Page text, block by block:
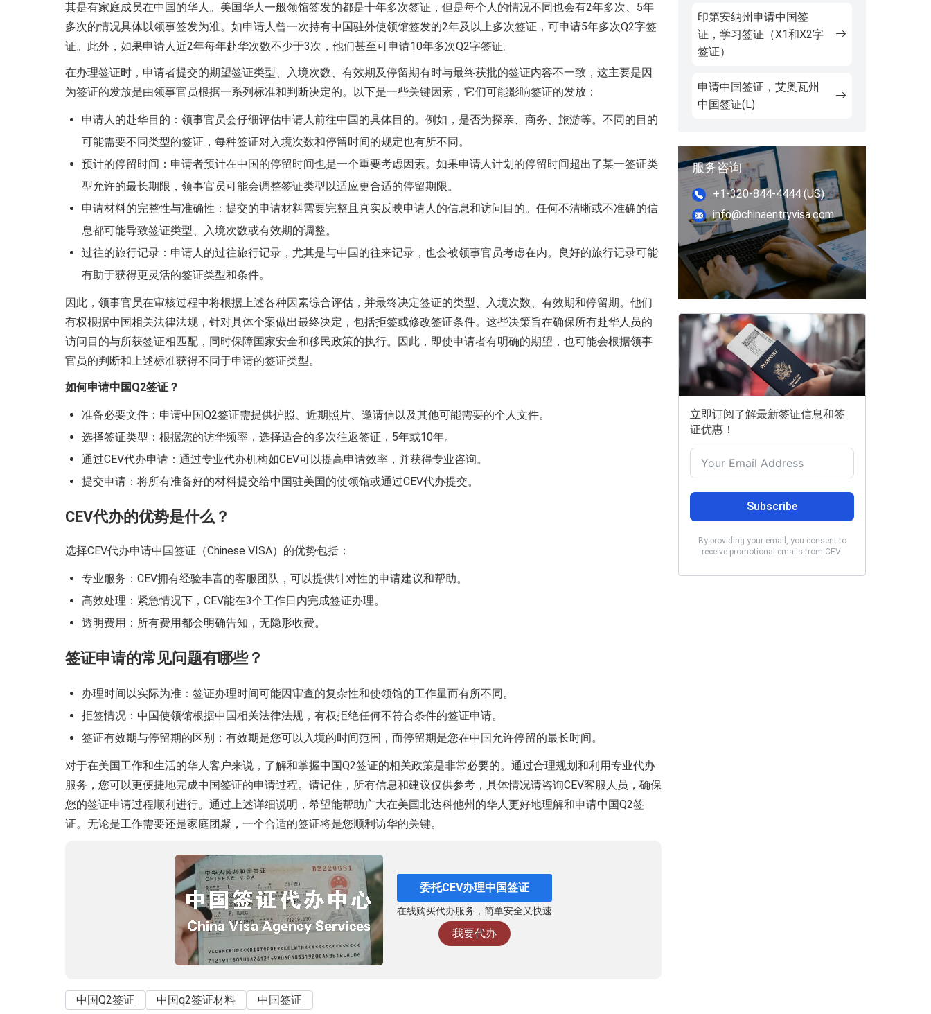
其是有家庭成员在中国的华人。美国华人一般领馆签发的都是十年多次签证，但是每个人的情况不同也会有2年多次、5年
多次的情况具体以领事签发为准。如申请人曾一次持有中国驻外使领馆签发的2年及以上多次签证，可申请5年多次Q2字签
证。此外，如果申请人近2年每年赴华次数不少于3次，他们甚至可申请10年多次Q2字签证。
在办理签证时，申请者提交的期望签证类型、入境次数、有效期及停留期有时与最终获批的签证内容不一致，这主要是因
为签证的发放是由领事官员根据一系列标准和判断决定的。以下是一些关键因素，它们可能影响签证的发放：
申请人的赴华目的：领事官员会仔细评估申请人前往中国的具体目的。例如，是否为探亲、商务、旅游等。不同的目的
可能需要不同类型的签证，每种签证对入境次数和停留时间的规定也有所不同。
预计的停留时间：申请者预计在中国的停留时间也是一个重要考虑因素。如果申请人计划的停留时间超出了某一签证类
型允许的最长期限，领事官员可能会调整签证类型以适应更合适的停留期限。
申请材料的完整性与准确性：提交的申请材料需要完整且真实反映申请人的信息和访问目的。任何不清晰或不准确的信
息都可能导致签证类型、入境次数或有效期的调整。
过往的旅行记录：申请人的过往旅行记录，尤其是与中国的往来记录，也会被领事官员考虑在内。良好的旅行记录可能
有助于获得更灵活的签证类型和条件。
因此，领事官员在审核过程中将根据上述各种因素综合评估，并最终决定签证的类型、入境次数、有效期和停留期。他们
有权根据中国相关法律法规，针对具体个案做出最终决定，包括拒签或修改签证条件。这些决策旨在确保所有赴华人员的
访问目的与所获签证相匹配，同时保障国家安全和移民政策的执行。因此，即使申请者有明确的期望，也可能会根据领事
官员的判断和上述标准获得不同于申请的签证类型。
如何申请中国Q2签证？
准备必要文件：申请中国Q2签证需提供护照、近期照片、邀请信以及其他可能需要的个人文件。
选择签证类型：根据您的访华频率，选择适合的多次往返签证，5年或10年。
通过CEV代办申请：通过专业代办机构如CEV可以提高申请效率，并获得专业咨询。
提交申请：将所有准备好的材料提交给中国驻美国的使领馆或通过CEV代办提交。
CEV代办的优势是什么？
选择CEV代办申请中国签证（Chinese VISA）的优势包括：
专业服务：CEV拥有经验丰富的客服团队，可以提供针对性的申请建议和帮助。
高效处理：紧急情况下，CEV能在3个工作日内完成签证办理。
透明费用：所有费用都会明确告知，无隐形收费。
签证申请的常见问题有哪些？
办理时间以实际为准：签证办理时间可能因审查的复杂性和使领馆的工作量而有所不同。
拒签情况：中国使领馆根据中国相关法律法规，有权拒绝任何不符合条件的签证申请。
签证有效期与停留期的区别：有效期是您可以入境的时间范围，而停留期是您在中国允许停留的最长时间。
对于在美国工作和生活的华人客户来说，了解和掌握中国Q2签证的相关政策是非常必要的。通过合理规划和利用专业代办
服务，您可以更便捷地完成中国签证的申请过程。请记住，所有信息和建议仅供参考，具体情况请咨询CEV客服人员，确保
您的签证申请过程顺利进行。通过上述详细说明，希望能帮助广大在美国北达科他州的华人更好地理解和申请中国Q2签
证。无论是工作需要还是家庭团聚，一个合适的签证将是您顺利访华的关键。
委托CEV办理中国签证
在线购买代办服务，简单安全又快速
我要代办
中国Q2签证 中国q2签证材料 中国签证
印第安纳州申请中国签
证，学习签证（X1和X2字
签证）
申请中国签证，艾奥瓦州
中国签证(L)
服务咨询
+1-320-844-4444 (US)
info@chinaentryvisa.com
立即订阅了解最新签证信息和签
证优惠！
Subscribe
By providing your email, you consent to
receive promotional emails from CEV.